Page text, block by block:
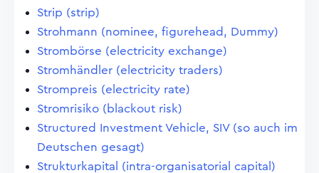
Strip (strip)
Strohmann (nominee, figurehead, Dummy)
Strombörse (electricity exchange)
Stromhändler (electricity traders)
Strompreis (electricity rate)
Stromrisiko (blackout risk)
Structured Investment Vehicle, SIV (so auch im
Deutschen gesagt)
Strukturkapital (intra-organisatorial capital)